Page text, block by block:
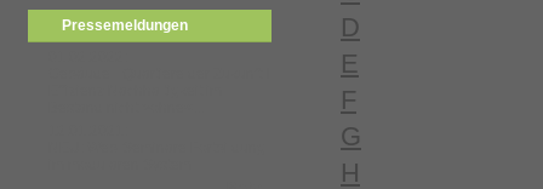
Pressemeldungen
D
E
F
G
H